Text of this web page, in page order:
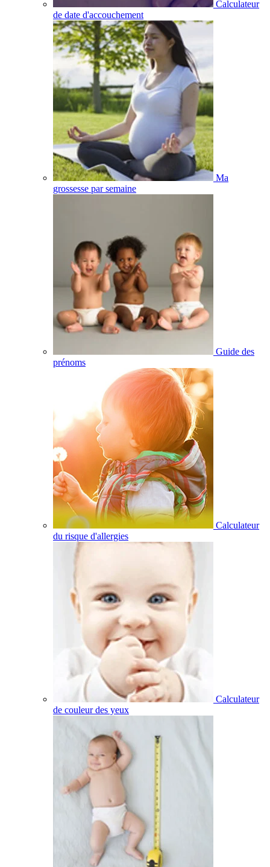
Calculateur
de date d'accouchement
Ma
grossesse par semaine
Guide des
prénoms
Calculateur
du risque d'allergies
Calculateur
de couleur des yeux